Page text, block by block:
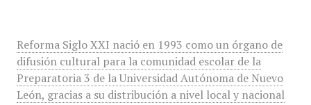
Reforma Siglo XXI nació en 1993 como un órgano de
difusión cultural para la comunidad escolar de la
Preparatoria 3 de la Universidad Autónoma de Nuevo
León, gracias a su distribución a nivel local y nacional